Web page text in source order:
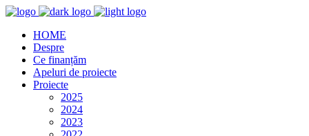
HOME
Despre
Ce finanțăm
Apeluri de proiecte
Proiecte
2025
2024
2023